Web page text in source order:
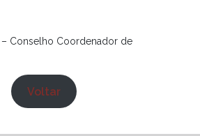
– Conselho Coordenador de
Voltar